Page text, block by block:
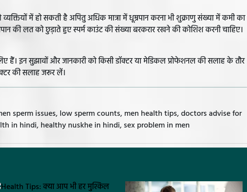
में हो सकती है अपितु अधिक मात्रा में धूम्रपान करना भी शुक्राणु संख्या में कमी का
की लत को छुड़ाते हुए स्पर्म काउंट की संख्या बरकरार रखने की कोशिश करनी चाहिए।
हैं। इन सुझावों और जानकारी को किसी डॉक्टर या मेडिकल प्रोफेशनल की सलाह के तौर
की सलाह जरूर लें।
sperm issues, low sperm counts, men health tips, doctors advise for
in hindi, healthy nuskhe in hindi, sex problem in men